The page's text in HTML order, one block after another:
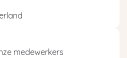
medewerkers